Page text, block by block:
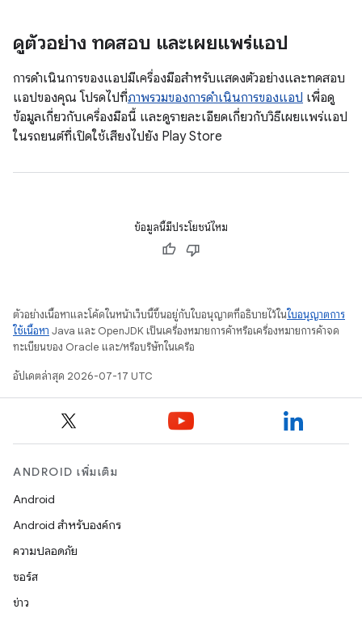
ดูตัวอย่าง ทดสอบ และเผยแพร่แอป
การดำเนินการของแอปมีเครื่องมือสำหรับแสดงตัวอย่างและทดสอบ
แอปของคุณ โปรดไปที่ภาพรวมของการดำเนินการของแอป เพื่อดู
ข้อมูลเกี่ยวกับเครื่องมือนี้ และดูรายละเอียดเกี่ยวกับวิธีเผยแพร่แอป
ในรถยนต์ที่เปิดใช้เสียงไปยัง Play Store
ข้อมูลนี้มีประโยชน์ไหม
ตัวอย่างเนื้อหาและโค้ดในหน้าเว็บนี้ขึ้นอยู่กับใบอนุญาตที่อธิบายไว้ในใบอนุญาตการ
ใช้เนื้อหา Java และ OpenJDK เป็นเครื่องหมายการค้าหรือเครื่องหมายการค้าจด
ทะเบียนของ Oracle และ/หรือบริษัทในเครือ
อัปเดตล่าสุด 2026-07-17 UTC
ANDROID เพิ่มเติม
Android
Android สำหรับองค์กร
ความปลอดภัย
ซอร์ส
ข่าว